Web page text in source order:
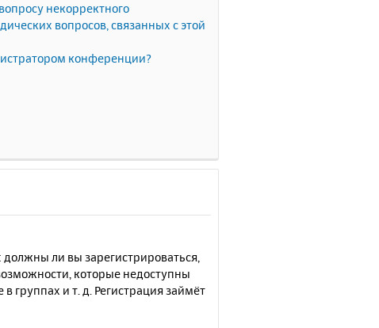
некорректного
вопросов, связанных с этой
конференции?
ли вы зарегистрироваться,
которые недоступны
и т. д. Регистрация займёт